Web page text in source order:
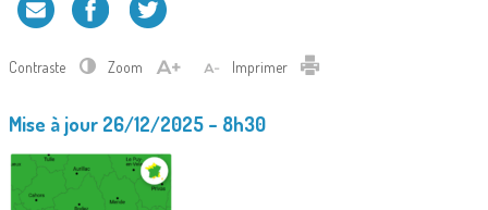
Contraste Zoom Imprimer
Mise à jour 26/12/2025 – 8h30